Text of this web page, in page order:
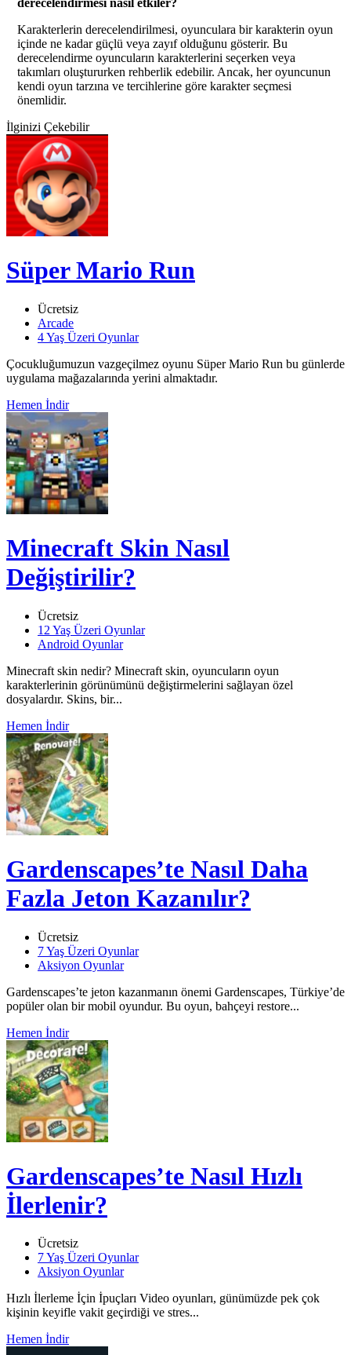
derecelendirmesi nasıl etkiler?
Karakterlerin derecelendirilmesi, oyunculara bir karakterin oyun
içinde ne kadar güçlü veya zayıf olduğunu gösterir. Bu
derecelendirme oyuncuların karakterlerini seçerken veya
takımları oluştururken rehberlik edebilir. Ancak, her oyuncunun
kendi oyun tarzına ve tercihlerine göre karakter seçmesi
önemlidir.
İlginizi Çekebilir
Süper Mario Run
Ücretsiz
Arcade
4 Yaş Üzeri Oyunlar
Çocukluğumuzun vazgeçilmez oyunu Süper Mario Run bu günlerde
uygulama mağazalarında yerini almaktadır.
Hemen İndir
Minecraft Skin Nasıl
Değiştirilir?
Ücretsiz
12 Yaş Üzeri Oyunlar
Android Oyunlar
Minecraft skin nedir? Minecraft skin, oyuncuların oyun
karakterlerinin görünümünü değiştirmelerini sağlayan özel
dosyalardır. Skins, bir...
Hemen İndir
Gardenscapes’te Nasıl Daha
Fazla Jeton Kazanılır?
Ücretsiz
7 Yaş Üzeri Oyunlar
Aksiyon Oyunlar
Gardenscapes’te jeton kazanmanın önemi Gardenscapes, Türkiye’de
popüler olan bir mobil oyundur. Bu oyun, bahçeyi restore...
Hemen İndir
Gardenscapes’te Nasıl Hızlı
İlerlenir?
Ücretsiz
7 Yaş Üzeri Oyunlar
Aksiyon Oyunlar
Hızlı İlerleme İçin İpuçları Video oyunları, günümüzde pek çok
kişinin keyifle vakit geçirdiği ve stres...
Hemen İndir